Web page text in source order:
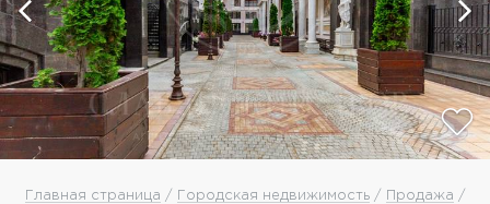
Главная страница / Городская недвижимость/ Продажа /